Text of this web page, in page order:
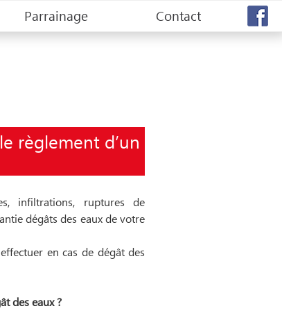
Parrainage Contact
règlement d’un
infiltrations, ruptures de
dégâts des eaux de votre
en cas de dégât des
des eaux ?